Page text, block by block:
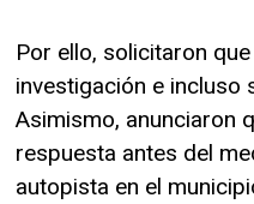
Por ello, solicitaron
investigación e incluso
Asimismo, anunciaron
respuesta antes del
autopista en el